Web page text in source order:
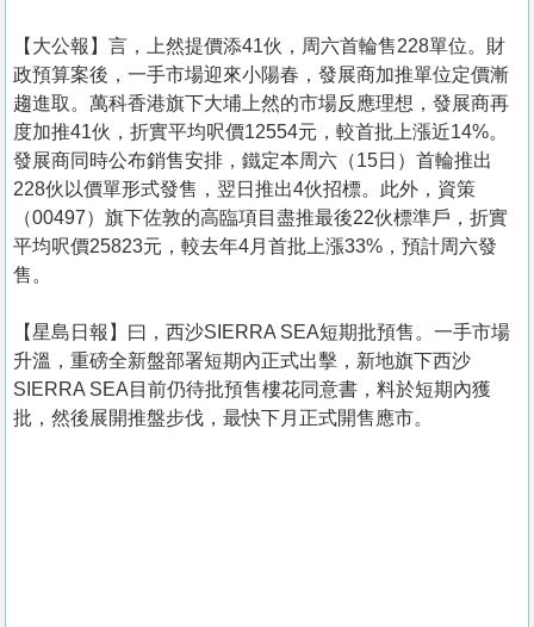
【大公報】言，上然提價添41伙，周六首輪售228單位。財
政預算案後，一手市場迎來小陽春，發展商加推單位定價漸
趨進取。萬科香港旗下大埔上然的市場反應理想，發展商再
度加推41伙，折實平均呎價12554元，較首批上漲近14%。
發展商同時公布銷售安排，鐵定本周六（15日）首輪推出
228伙以價單形式發售，翌日推出4伙招標。此外，資策
（00497）旗下佐敦的高臨項目盡推最後22伙標準戶，折實
平均呎價25823元，較去年4月首批上漲33%，預計周六發
售。
【星島日報】曰，西沙SIERRA SEA短期批預售。一手市場
升溫，重磅全新盤部署短期內正式出擊，新地旗下西沙
SIERRA SEA目前仍待批預售樓花同意書，料於短期內獲
批，然後展開推盤步伐，最快下月正式開售應市。